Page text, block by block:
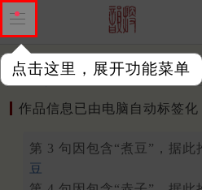
点击这里，展开功能菜单
作品 标注四声 出处、引用
作品信息已由电脑自动标签化
第 3 句因包含“煮豆”，据此
豆